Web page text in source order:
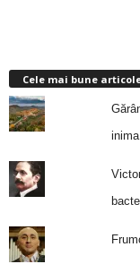
Cele mai bune